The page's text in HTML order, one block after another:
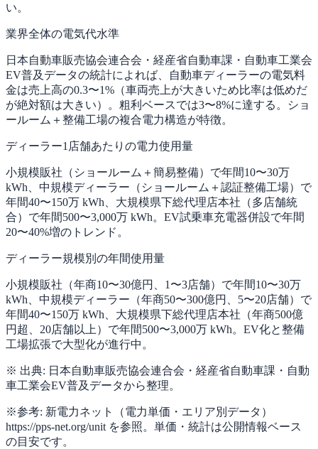
い。
業界全体の電気代水準
日本自動車販売協会連合会・経産省自動車課・自動車工業会
EV普及データの統計によれば、自動車ディーラーの電気料
金は売上高の0.3〜1%（車両売上が大きいため比率は低めだ
が絶対額は大きい）。粗利ベースでは3〜8%に達する。ショ
ールーム＋整備工場の複合電力構造が特徴。
ディーラー1店舗あたりの電力使用量
小規模販社（ショールーム＋簡易整備）で年間10〜30万
kWh、中規模ディーラー（ショールーム＋認証整備工場）で
年間40〜150万 kWh、大規模県下総代理店本社（多店舗統
合）で年間500〜3,000万 kWh。EV試乗車充電器併設で年間
20〜40%増のトレンド。
ディーラー規模別の年間使用量
小規模販社（年商10〜30億円、1〜3店舗）で年間10〜30万
kWh、中規模ディーラー（年商50〜300億円、5〜20店舗）で
年間40〜150万 kWh、大規模県下総代理店本社（年商500億
円超、20店舗以上）で年間500〜3,000万 kWh。EV化と整備
工場拡張で大型化が進行中。
※ 出典: 日本自動車販売協会連合会・経産省自動車課・自動
車工業会EV普及データから整理。
※参考: 新電力ネット（電力単価・エリア別データ）
https://pps-net.org/unit を参照。単価・統計は公開情報ベース
の目安です。